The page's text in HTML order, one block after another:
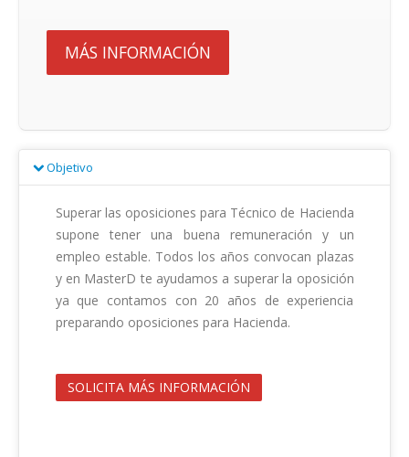
MÁS INFORMACIÓN
Objetivo
Superar las oposiciones para Técnico de Hacienda
supone tener una buena remuneración y un
empleo estable. Todos los años convocan plazas
y en MasterD te ayudamos a superar la oposición
ya que contamos con 20 años de experiencia
preparando oposiciones para Hacienda.
SOLICITA MÁS INFORMACIÓN